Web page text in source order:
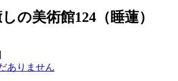
の美術館124（睡蓮）
ありません